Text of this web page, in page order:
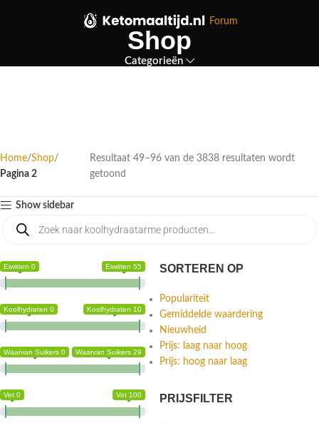
Forum
Shop
Categorieën
Home Shop
Pagina 2
Resultaat 49–96 van de 3838 resultaten wordt
getoond
Show sidebar
Eiwitten 0 Eiwitten 55
Koolhydraten 0 Koolhydraten 10
Waarvan Suikers 0 Waarvan Suikers 29
Vet 0 Vet 100
SORTEREN OP
Populariteit
Gemiddelde waardering
Nieuwheid
Prijs: laag naar hoog
Prijs: hoog naar laag
PRIJSFILTER